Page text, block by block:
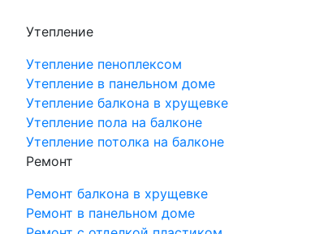
Утепление
Утепление пеноплексом
Утепление в панельном доме
Утепление балкона в хрущевке
Утепление пола на балконе
Утепление потолка на балконе
Ремонт
Ремонт балкона в хрущевке
Ремонт в панельном доме